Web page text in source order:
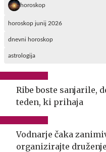
horoskop
horoskop junij 2026
dnevni horoskop
astrologija
Ribe boste sanjarile,
teden, ki prihaja
Vodnarje čaka
organizirajte druženje